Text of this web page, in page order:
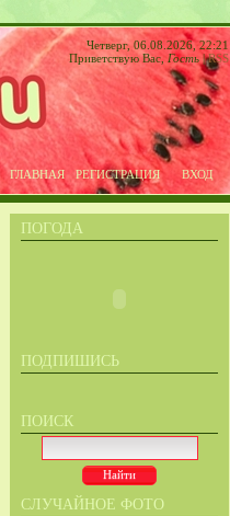
Четверг, 06.08.2026, 22:21
Приветствую Вас Гость|RSS
ГЛАВНАЯ РЕГИСТРАЦИЯ ВХОД
ПОГОДА
ПОДПИШИСЬ
ПОИСК
СЛУЧАЙНОЕ ФОТО